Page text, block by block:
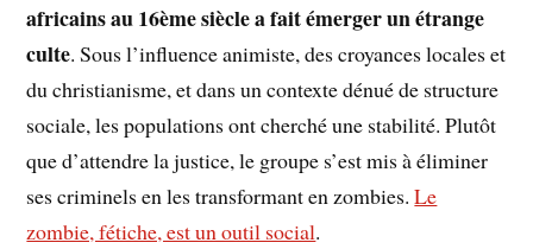
africains au 16ème siècle a fait émerger un étrange
culte. Sous l’influence animiste, des croyances locales et
du christianisme, et dans un contexte dénué de structure
sociale, les populations ont cherché une stabilité. Plutôt
que d’attendre la justice, le groupe s’est mis à éliminer
ses criminels en les transformant en zombies.Le
zombie, fétiche, est un outil social.